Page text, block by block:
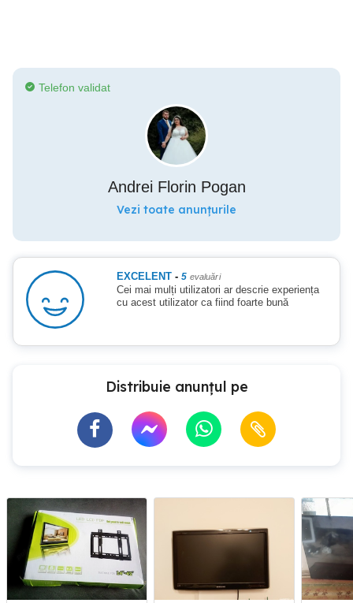
Telefon validat
Andrei Florin Pogan
Vezi toate anunțurile
EXCELENT - 5 evaluări
Cei mai mulți utilizatori ar descrie experiența
cu acest utilizator ca fiind foarte bună
Distribuie anunțul pe